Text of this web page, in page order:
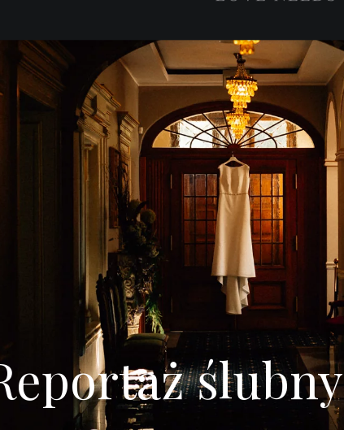
OFERTA PORTFOLIO
ślubny